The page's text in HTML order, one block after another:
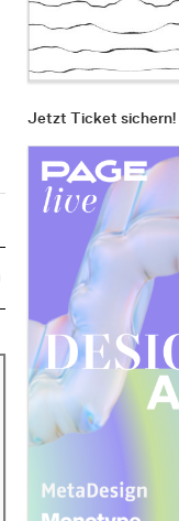
Jetzt Ticket sichern!